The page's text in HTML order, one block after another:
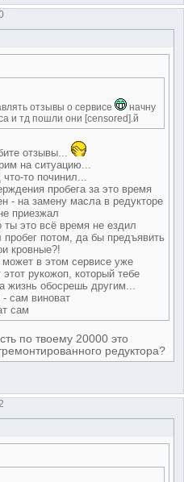
отзывы о сервисе
начну
и тд пошли они [censored].й
отзывы...
на ситуацию...
то починил...
пробега за это время
- на замену масла в редукторе
приезжал
ты это всё время не ездил
потом, да бы предъявить
кровные?!
может в этом сервисе уже
рукожоп, который тебе
жизнь обосрешь другим...
сам виноват
сам
по твоему 20000 это
редуктора?